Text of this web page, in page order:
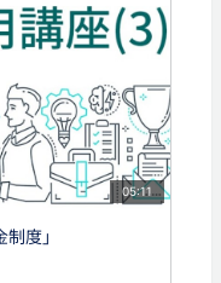
05:11
度」